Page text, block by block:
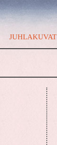
JUHLAKUVAT